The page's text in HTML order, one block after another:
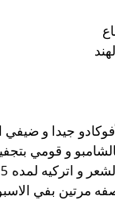
جيدا و ضيفي
و قومي
لمده 15 دقيقه .
مرتين بفي